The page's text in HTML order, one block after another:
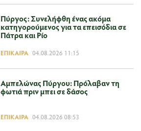
Πύργος: Συνελήφθη ένας ακόμα
κατηγορούμενος για τα επεισόδια σε
Πάτρα και Ρίο
ΕΠΊΚΑΙΡΑ 04.08.2026 11:15
Αμπελώνας Πύργου: Πρόλαβαν τη
φωτιά πριν μπει σε δάσος
ΕΠΊΚΑΙΡΑ 04.08.2026 08:53